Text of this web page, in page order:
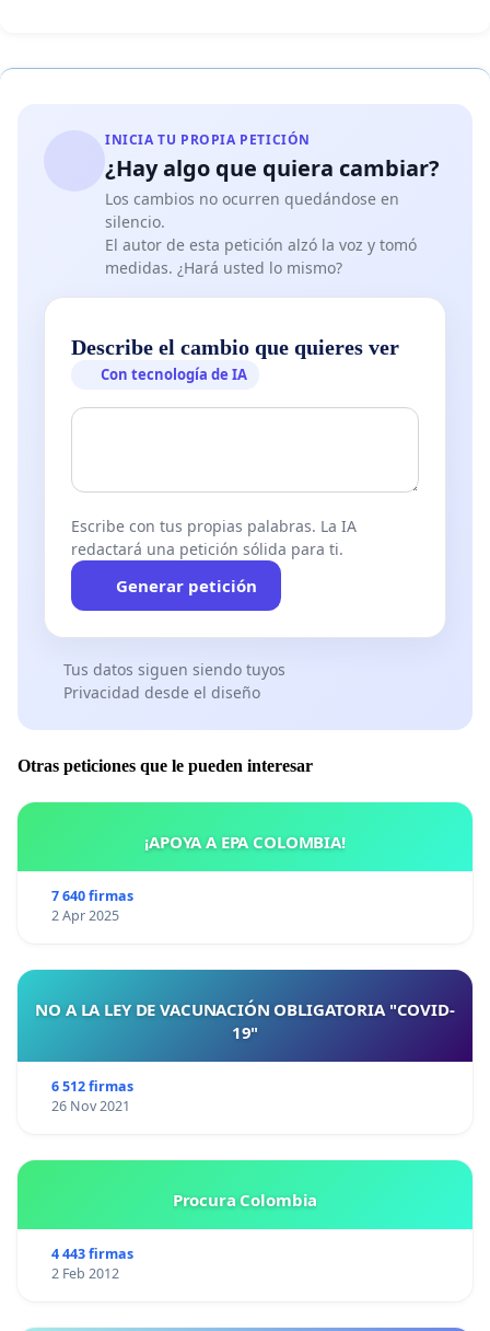
INICIA TU PROPIA PETICIÓN
¿Hay algo que quiera cambiar?
Los cambios no ocurren quedándose en
silencio.
El autor de esta petición alzó la voz y tomó
medidas. ¿Hará usted lo mismo?
Describe el cambio que quieres ver
Con tecnología de IA
Escribe con tus propias palabras. La IA
redactará una petición sólida para ti.
Generar petición
Tus datos siguen siendo tuyos
Privacidad desde el diseño
Otras peticiones que le pueden interesar
¡APOYA A EPA COLOMBIA!
7 640 firmas
2 Apr 2025
NO A LA LEY DE VACUNACIÓN OBLIGATORIA "COVID-
19"
6 512 firmas
26 Nov 2021
Procura Colombia
4 443 firmas
2 Feb 2012